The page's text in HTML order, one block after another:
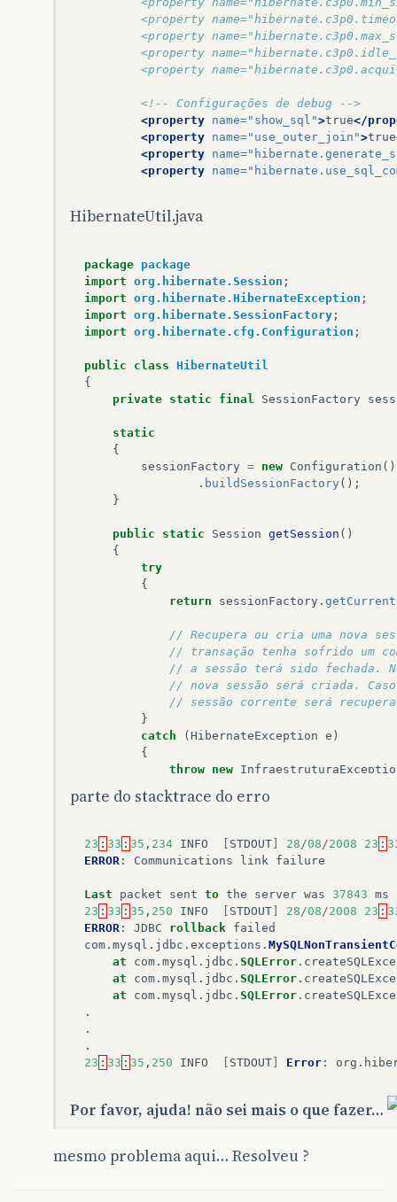
<property
<property
<property
<property
<!-- Configurações de debug -->
<property name="show_sql">true</
<property name="use_outer_join">true
<property name=
<property name=
HibernateUtil.java
package package
import org.hibernate.Session ;
import org.hibernate.HibernateException ;
import org.hibernate.SessionFactory ;
import org.hibernate.cfg.Configuration ;
public class HibernateUtil
{
private static final SessionFactory
static
{
sessionFactory = new Configuration
. buildSessionFactory ();
}
public static Session getSession ()
{
try
{
return
sessionFactory .
// Recupera ou cria uma nova
// transação tenha sofrido um
// a sessão terá sido fechada.
// nova sessão será criada.
// sessão corrente será
}
catch
( HibernateException e )
{
throw new
}
public void beginTransaction
{
getSession
beginTransaction ();
// Cria ou recupera a transação
// caso ela não tenha sofrido
// rollback.
catch
( HibernateException
public static void commitTransaction()
{
parte do stacktrace do erro
23 : 33 : 35 , 234 INFO STDOUT 28/08/2008 23 :
ERROR : Communications link failure
Last packet sent to the server was 37843 ms
23 : 33 : 35 , 250 INFO STDOUT 28/08/2008 23 :
ERROR : JDBC rollback failed
com . mysql . jdbc . exceptions .
at
com . mysql . jdbc . SQLError .
at
com . mysql . jdbc . SQLError .
at
com . mysql . jdbc . SQLError .
.
.
.
23 : 33 : 35 , 250 INFO STDOUT Error : org .
Por favor, ajuda! não sei mais o que fazer…
mesmo problema aqui… Resolveu ?